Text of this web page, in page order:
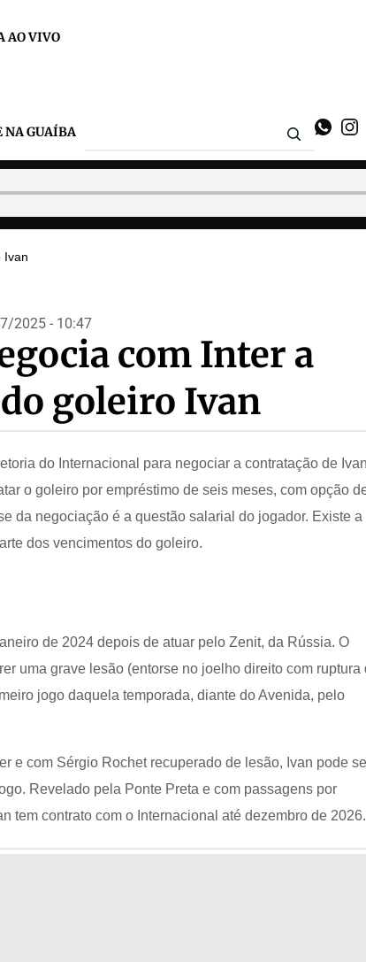
AO VIVO
NA GUAÍBA
Ivan
2025 - 10:47
com Inter a
goleiro Ivan
do Internacional para negociar a contratação de
o goleiro por empréstimo de seis meses, com opção
da negociação é a questão salarial do jogador. Existe a
dos vencimentos do goleiro.
de 2024 depois de atuar pelo Zenit, da Rússia. O
uma grave lesão (entorse no joelho direito com ruptura
jogo daquela temporada, diante do Avenida, pelo
e com Sérgio Rochet recuperado de lesão, Ivan pode
Revelado pela Ponte Preta e com passagens por
tem contrato com o Internacional até dezembro de 2026.